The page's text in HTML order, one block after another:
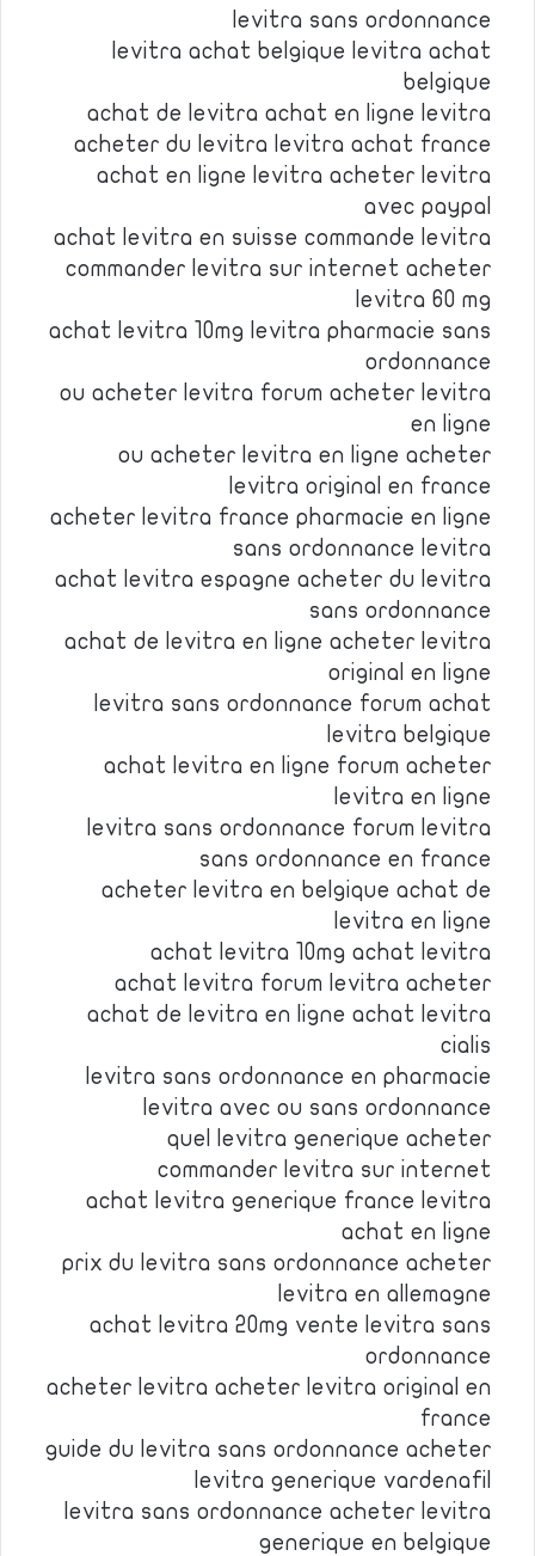
levitra sans ordonnance
levitra achat belgique levitra achat
belgique
achat de levitra achat en ligne levitra
acheter du levitra levitra achat france
achat en ligne levitra acheter levitra
avec paypal
achat levitra en suisse commande levitra
commander levitra sur internet acheter
levitra 60 mg
achat levitra 10mg levitra pharmacie sans
ordonnance
ou acheter levitra forum acheter levitra
en ligne
ou acheter levitra en ligne acheter
levitra original en france
acheter levitra france pharmacie en ligne
sans ordonnance levitra
achat levitra espagne acheter du levitra
sans ordonnance
achat de levitra en ligne acheter levitra
original en ligne
levitra sans ordonnance forum achat
levitra belgique
achat levitra en ligne forum acheter
levitra en ligne
levitra sans ordonnance forum levitra
sans ordonnance en france
acheter levitra en belgique achat de
levitra en ligne
achat levitra 10mg achat levitra
achat levitra forum levitra acheter
achat de levitra en ligne achat levitra
cialis
levitra sans ordonnance en pharmacie
levitra avec ou sans ordonnance
quel levitra generique acheter
commander levitra sur internet
achat levitra generique france levitra
achat en ligne
prix du levitra sans ordonnance acheter
levitra en allemagne
achat levitra 20mg vente levitra sans
ordonnance
acheter levitra acheter levitra original en
france
guide du levitra sans ordonnance acheter
levitra generique vardenafil
levitra sans ordonnance acheter levitra
generique en belgique